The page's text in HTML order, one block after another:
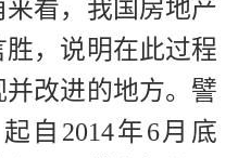
看，我国房地产
，说明在此过程
改进的地方。譬
自2014年6月底